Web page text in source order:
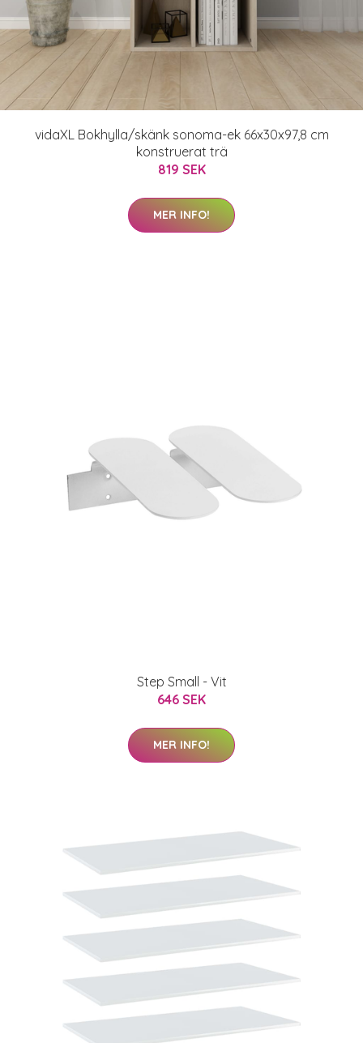
vidaXL Bokhylla/skänk sonoma-ek 66x30x97,8 cm
konstruerat trä
819 SEK
MER INFO!
Step Small - Vit
646 SEK
MER INFO!